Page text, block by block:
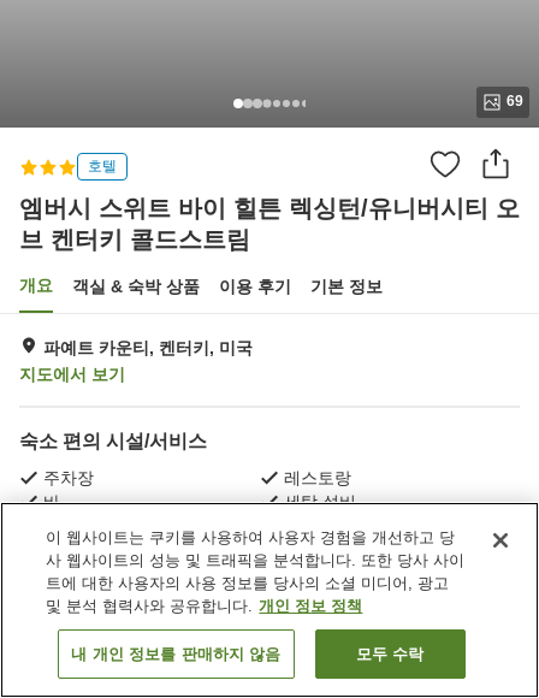
69
호텔
엠버시 스위트 바이 힐튼 렉싱턴/유니버시티 오
브 켄터키 콜드스트림
개요 객실 & 숙박 상품 이용 후기 기본 정보
파예트 카운티, 켄터키, 미국
지도에서 보기
숙소 편의 시설/서비스
주차장
레스토랑
바
세탁 설비
미국 켄터키
파예트 카운티
엠버시 스위트 바이 힐튼 렉싱턴/유니버시티 오브 켄터키 콜드스트림
객실 보기
이 웹사이트는 쿠키를 사용하여 사용자 경험을 개선하고 당
사 웹사이트의 성능 및 트래픽을 분석합니다. 또한 당사 사이
트에 대한 사용자의 사용 정보를 당사의 소셜 미디어, 광고
및 분석 협력사와 공유합니다. 개인 정보 정책
내 개인 정보를 판매하지 않음 모두 수락